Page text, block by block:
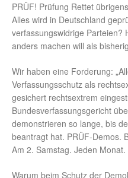
PRÜF! Prüfung Rettet
Alles wird in Deutschland
verfassungswidrige Parteien?
anders machen will als
Wir haben eine Forderung:
Verfassungsschutz als
gesichert rechtsextrem
Bundesverfassungsgericht
demonstrieren so lange, bis
beantragt hat. PRÜF-Demos.
Am 2. Samstag. Jeden Monat.
Warum beim Schutz der